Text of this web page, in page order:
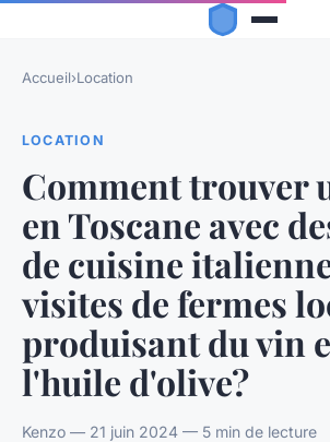
Accueil›Location
LOCATION
Comment trouver
en Toscane avec
de cuisine
visites de fermes
produisant du vin
l'huile d'olive?
Kenzo — 21 juin 2024 — 5 min de lecture